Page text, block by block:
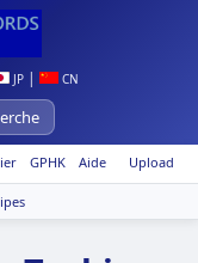
JP| CN
Upload
GPHK Aide